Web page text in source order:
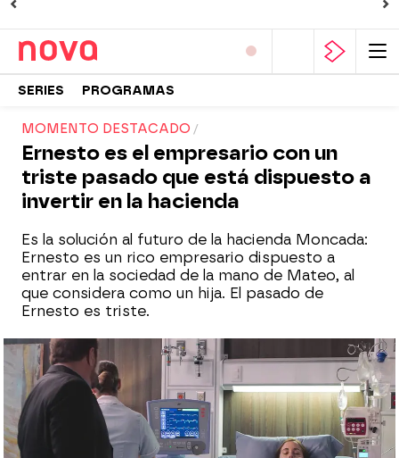
SERIES PROGRAMAS
MOMENTO DESTACADO
Ernesto es el empresario con un
triste pasado que está dispuesto a
invertir en la hacienda
Es la solución al futuro de la hacienda Moncada:
Ernesto es un rico empresario dispuesto a
entrar en la sociedad de la mano de Mateo, al
que considera como un hija. El pasado de
Ernesto es triste.